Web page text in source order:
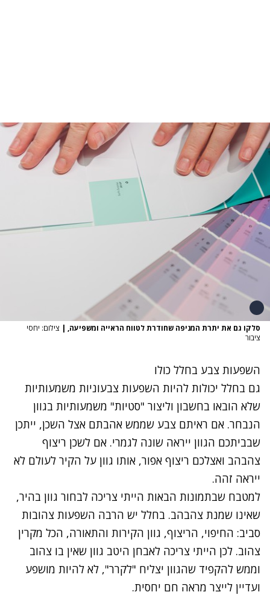
סלקו גם את יתרת המניפה שחודרת לטווח הראייה ומשפיעה, | צילום: יחסי
ציבור
השפעות צבע בחלל כולו
גם בחלל יכולות להיות השפעות צבעוניות משמעותיות
שלא הובאו בחשבון וליצור "סטיות" משמעותיות בגוון
הנבחר. אם ראיתם צבע שממש אהבתם אצל השכן, ייתכן
שבביתכם הגוון ייראה שונה לגמרי. אם לשכן ריצוף
צהבהב ואצלכם ריצוף אפור, אותו גוון על הקיר לעולם לא
ייראה זהה.
למטבח שבתמונות הבאות הייתי צריכה לבחור גוון בהיר,
שאינו שמנת צהבהב. בחלל יש הרבה השפעות צהובות
סביב: החיפוי, הריצוף, גוון הקירות והתאורה, הכל מקרין
צהוב. לכן הייתי צריכה לאבחן היטב גוון שאין בו צהוב
וממש להקפיד שהגוון יצליח "לקרר", לא להיות מושפע
ועדיין לייצר מראה חם יחסית.